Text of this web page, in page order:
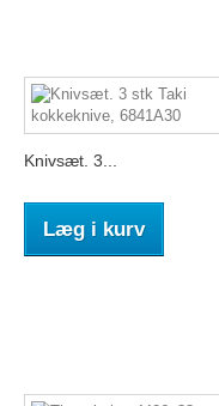
Knivsæt. 3...
Læg i kurv